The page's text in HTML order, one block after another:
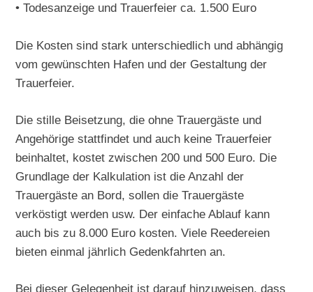
• Todesanzeige und Trauerfeier ca. 1.500 Euro
Die Kosten sind stark unterschiedlich und abhängig
vom gewünschten Hafen und der Gestaltung der
Trauerfeier.
Die stille Beisetzung, die ohne Trauergäste und
Angehörige stattfindet und auch keine Trauerfeier
beinhaltet, kostet zwischen 200 und 500 Euro. Die
Grundlage der Kalkulation ist die Anzahl der
Trauergäste an Bord, sollen die Trauergäste
verköstigt werden usw. Der einfache Ablauf kann
auch bis zu 8.000 Euro kosten. Viele Reedereien
bieten einmal jährlich Gedenkfahrten an.
Bei dieser Gelegenheit ist darauf hinzuweisen, dass